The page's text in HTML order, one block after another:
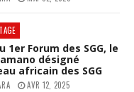
1er Forum des SGG, le
désigné
africain des SGG
AVR 12, 2025